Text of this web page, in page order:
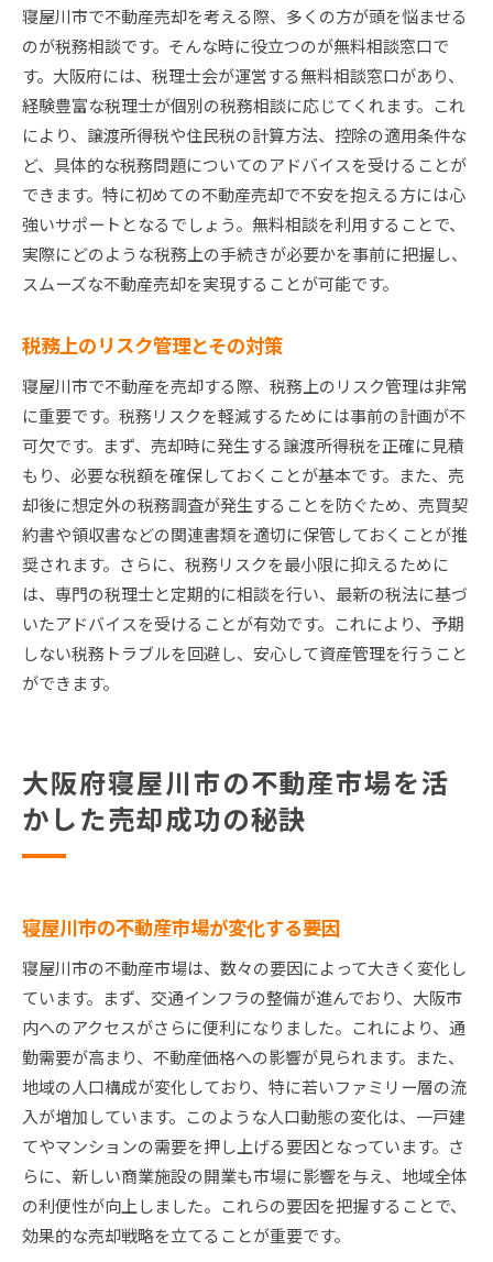
寝屋川市で不動産売却を考える際、多くの方が頭を悩ませる
のが税務相談です。そんな時に役立つのが無料相談窓口で
す。大阪府には、税理士会が運営する無料相談窓口があり、
経験豊富な税理士が個別の税務相談に応じてくれます。これ
により、譲渡所得税や住民税の計算方法、控除の適用条件な
ど、具体的な税務問題についてのアドバイスを受けることが
できます。特に初めての不動産売却で不安を抱える方には心
強いサポートとなるでしょう。無料相談を利用することで、
実際にどのような税務上の手続きが必要かを事前に把握し、
スムーズな不動産売却を実現することが可能です。
税務上のリスク管理とその対策
寝屋川市で不動産を売却する際、税務上のリスク管理は非常
に重要です。税務リスクを軽減するためには事前の計画が不
可欠です。まず、売却時に発生する譲渡所得税を正確に見積
もり、必要な税額を確保しておくことが基本です。また、売
却後に想定外の税務調査が発生することを防ぐため、売買契
約書や領収書などの関連書類を適切に保管しておくことが推
奨されます。さらに、税務リスクを最小限に抑えるために
は、専門の税理士と定期的に相談を行い、最新の税法に基づ
いたアドバイスを受けることが有効です。これにより、予期
しない税務トラブルを回避し、安心して資産管理を行うこと
ができます。
大阪府寝屋川市の不動産市場を活
かした売却成功の秘訣
寝屋川市の不動産市場が変化する要因
寝屋川市の不動産市場は、数々の要因によって大きく変化し
ています。まず、交通インフラの整備が進んでおり、大阪市
内へのアクセスがさらに便利になりました。これにより、通
勤需要が高まり、不動産価格への影響が見られます。また、
地域の人口構成が変化しており、特に若いファミリー層の流
入が増加しています。このような人口動態の変化は、一戸建
てやマンションの需要を押し上げる要因となっています。さ
らに、新しい商業施設の開業も市場に影響を与え、地域全体
の利便性が向上しました。これらの要因を把握することで、
効果的な売却戦略を立てることが重要です。